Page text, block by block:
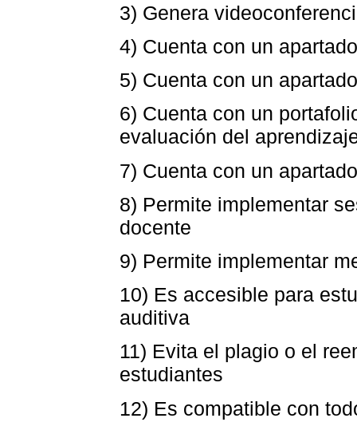
3) Genera
4) Cuenta con un
5) Cuenta con un
6) Cuenta con un
evaluación del
7) Cuenta con un
8) Permite implementar
docente
9) Permite implementar
10) Es accesible para
auditiva
11) Evita el plagio o el
estudiantes
12) Es compatible con